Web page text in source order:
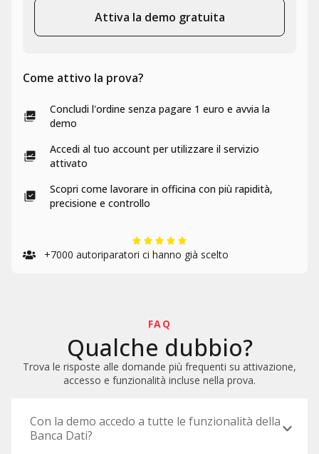
Attiva la demo gratuita
Come attivo la prova?
Concludi l'ordine senza pagare 1 euro e avvia la
demo​
Accedi al tuo account per utilizzare il servizio
attivato
Scopri come lavorare in officina con più rapidità,
precisione e controllo
+7000 autoriparatori ​ci hanno già scelto
FAQ
Qualche dubbio?
Trova le risposte alle domande più frequenti su attivazione,
accesso e funzionalità incluse nella prova.
Con la demo accedo a tutte le funzionalità della
Banca Dati?